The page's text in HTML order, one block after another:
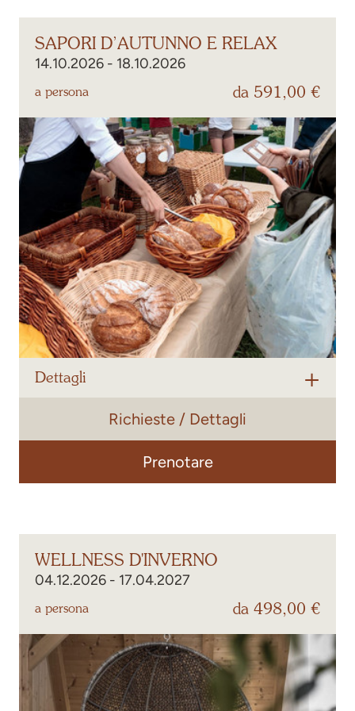
SAPORI D’AUTUNNO E RELAX
14.10.2026 - 18.10.2026
a persona da 591,00 €
Dettagli
Passeggiate nella natura dai colori vivaci, rilassatevi nella
nostra area wellness e visitate i mercatini contadini della
Richieste / Dettagli
Prenotare
WELLNESS D'INVERNO
04.12.2026 - 17.04.2027
a persona da 498,00 €